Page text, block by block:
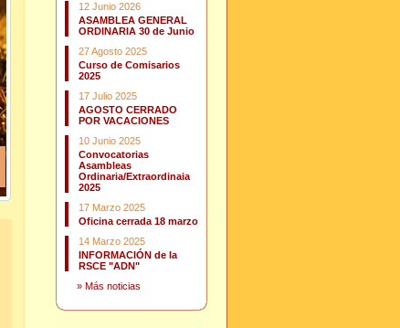
12 Junio 2026
ASAMBLEA GENERAL
ORDINARIA 30 de Junio
27 Agosto 2025
Curso de Comisarios
2025
17 Julio 2025
AGOSTO CERRADO
POR VACACIONES
10 Junio 2025
Convocatorias
Asambleas
Ordinaria/Extraordinaia
2025
17 Marzo 2025
Oficina cerrada 18 marzo
14 Marzo 2025
INFORMACIÓN de la
RSCE "ADN"
» Más noticias